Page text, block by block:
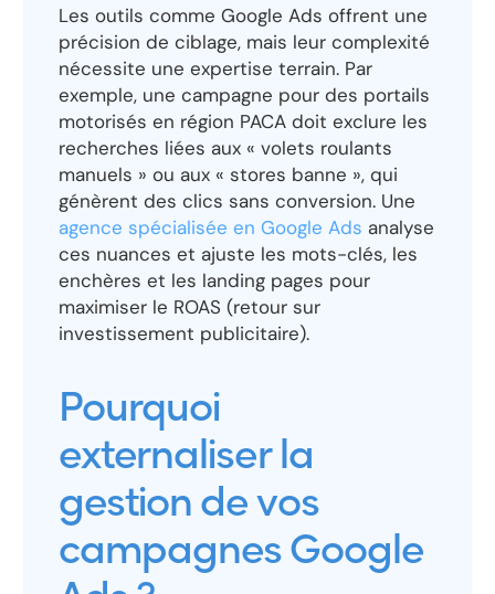
Les outils comme Google Ads offrent une
précision de ciblage, mais leur complexité
nécessite une expertise terrain. Par
exemple, une campagne pour des portails
motorisés en région PACA doit exclure les
recherches liées aux « volets roulants
manuels » ou aux « stores banne », qui
génèrent des clics sans conversion. Une
agence spécialisée en Google Ads analyse
ces nuances et ajuste les mots-clés, les
enchères et les landing pages pour
maximiser le ROAS (retour sur
investissement publicitaire).
Pourquoi
externaliser la
gestion de vos
campagnes Google